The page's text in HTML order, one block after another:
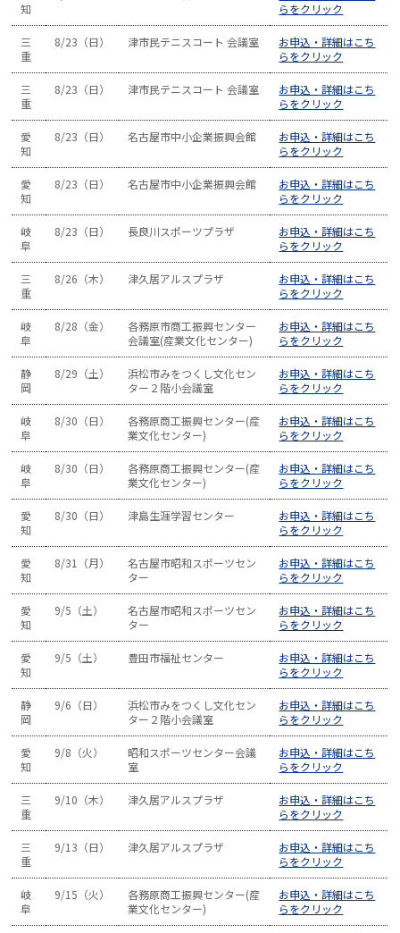
知
らをクリック
三
重
8/23（日） 津市民テニスコート 会議室
お申込・詳細はこち
らをクリック
三
重
8/23（日） 津市民テニスコート 会議室
お申込・詳細はこち
らをクリック
愛
知
8/23（日） 名古屋市中小企業振興会館
お申込・詳細はこち
らをクリック
愛
知
8/23（日） 名古屋市中小企業振興会館
お申込・詳細はこち
らをクリック
岐
阜
8/23（日） 長良川スポーツプラザ
お申込・詳細はこち
らをクリック
三
重
8/26（木） 津久居アルスプラザ
お申込・詳細はこち
らをクリック
岐
阜
8/28（金）
各務原市商工振興センター
会議室(産業文化センター)
お申込・詳細はこち
らをクリック
静
岡
8/29（土）
浜松市みをつくし文化セン
ター２階小会議室
お申込・詳細はこち
らをクリック
岐
阜
8/30（日）
各務原商工振興センター(産
業文化センター)
お申込・詳細はこち
らをクリック
岐
阜
8/30（日）
各務原商工振興センター(産
業文化センター)
お申込・詳細はこち
らをクリック
愛
知
8/30（日） 津島生涯学習センター
お申込・詳細はこち
らをクリック
愛
知
8/31（月）
名古屋市昭和スポーツセン
ター
お申込・詳細はこち
らをクリック
愛
知
9/5（土）
名古屋市昭和スポーツセン
ター
お申込・詳細はこち
らをクリック
愛
知
9/5（土） 豊田市福祉センター
お申込・詳細はこち
らをクリック
静
岡
9/6（日）
浜松市みをつくし文化セン
ター２階小会議室
お申込・詳細はこち
らをクリック
愛
知
9/8（火）
昭和スポーツセンター会議
室
お申込・詳細はこち
らをクリック
三
重
9/10（木） 津久居アルスプラザ
お申込・詳細はこち
らをクリック
三
重
9/13（日） 津久居アルスプラザ
お申込・詳細はこち
らをクリック
岐
阜
9/15（火）
各務原商工振興センター(産
業文化センター)
お申込・詳細はこち
らをクリック